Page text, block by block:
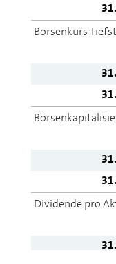
Börsenkurs
Dividende pro